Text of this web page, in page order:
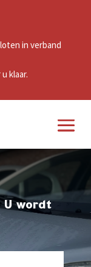
in verband
klaar.
U wordt